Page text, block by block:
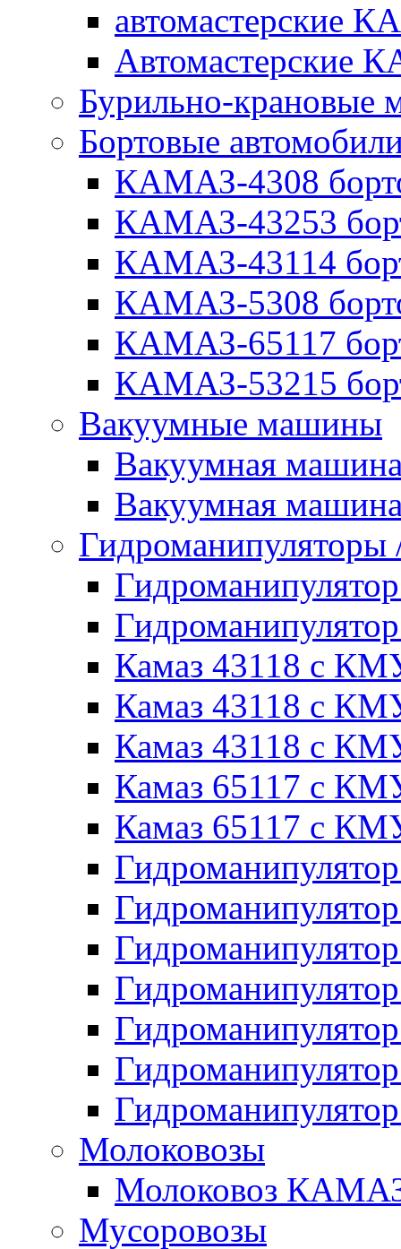
автомастерские
Автомастерские
Бурильно-крановые
Бортовые
КАМАЗ-4308
КАМАЗ-43253
КАМАЗ-43114
КАМАЗ-5308
КАМАЗ-65117
КАМАЗ-53215
Вакуумные машины
Вакуумная
Вакуумная
Камаз 43118 с
Камаз 43118 с
Камаз 43118 с
Камаз 65117 с
Камаз 65117 с
Молоковозы
Молоковоз
Мусоровозы